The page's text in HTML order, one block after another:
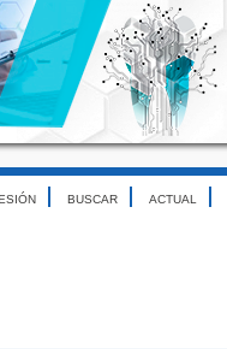
BUSCAR ACTUAL